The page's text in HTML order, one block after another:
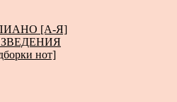
[А-Я]
нот]